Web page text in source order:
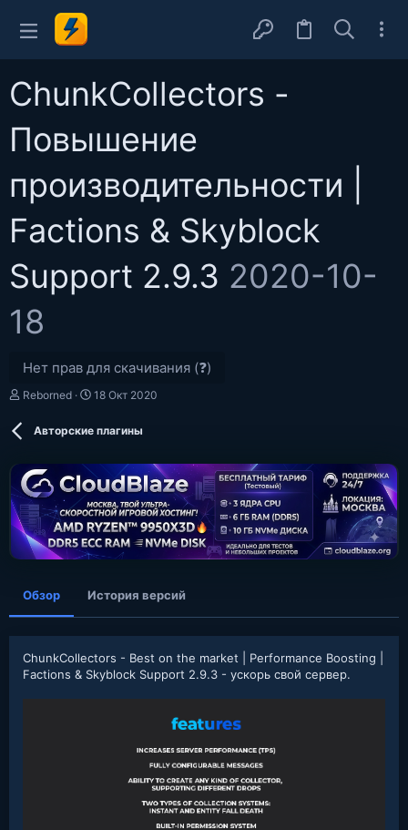
ChunkCollectors -
Повышение
производительности |
Factions & Skyblock
Support 2.9.3 2020-10-
18
Нет прав для скачивания (❓)
А
Reborned
Д
а
о
з
д
а
н
и
я
18 Окт 2020
Авторские плагины
Обзор История версий
ChunkCollectors - Best on the market | Performance Boosting |
Factions & Skyblock Support 2.9.3 - ускорь свой сервер.